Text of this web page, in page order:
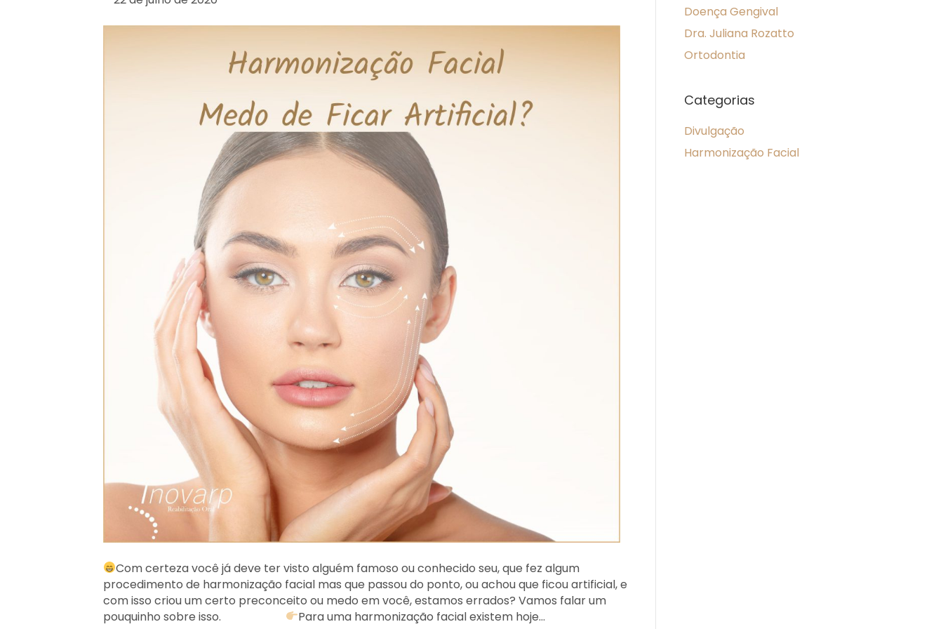
Com certeza você já deve ter visto alguém famoso ou conhecido seu, que fez algum
procedimento de harmonização facial mas que passou do ponto, ou achou que ficou artificial, e
com isso criou um certo preconceito ou medo em você, estamos errados? Vamos falar um
pouquinho sobre isso. ⠀⠀⠀⠀⠀⠀⠀
Para uma harmonização facial existem hoje…
Doença Gengival
Dra. Juliana Rozatto
Ortodontia
Categorias
Divulgação
Harmonização Facial